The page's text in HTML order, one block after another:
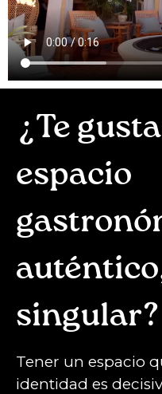
¿Te
espacio
singular?
Tener un espacio
identidad es